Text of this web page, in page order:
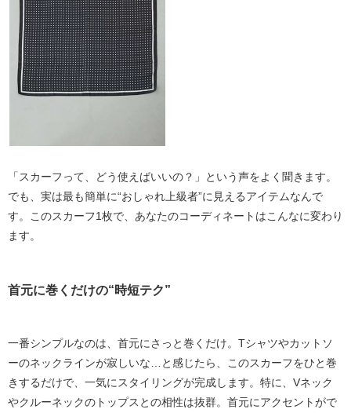
「スカーフって、どう使えばいいの？」という声をよく聞きます。
でも、実は最も簡単に“おしゃれ上級者”に見えるアイテムなんで
す。このスカーフ1枚で、あなたのコーディネートはこんなに変わり
ます。
首元に巻くだけの“時短テク”
一番シンプルなのは、首元にさっと巻くだけ。Tシャツやカットソ
ーのネックラインが寂しいな…と感じたら、このスカーフをひと巻
きするだけで、 一気にスタイリングが完成します。特に、Vネック
やクルーネックのトップスとの相性は抜群。首元にアクセントがで